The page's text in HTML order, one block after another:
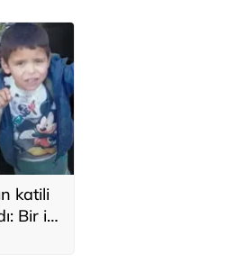
katili
Bir iki